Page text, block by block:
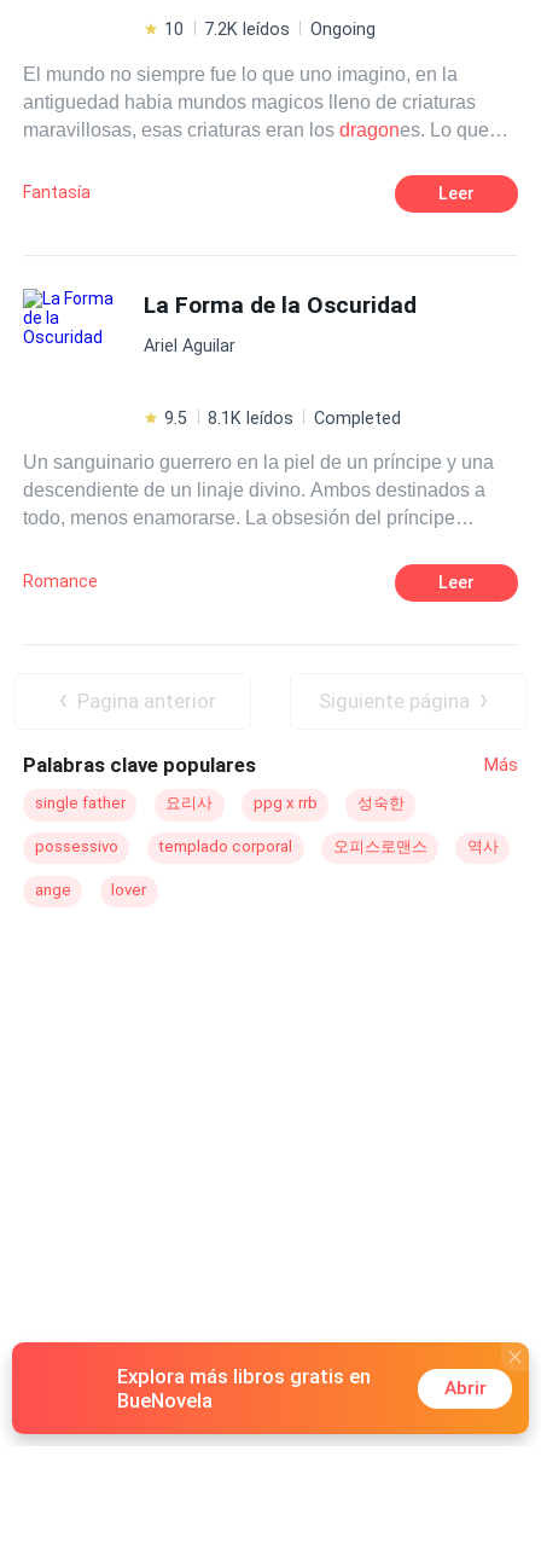
expulsados a la Tierra tras la primera rebelión y quedaron
odian en un ciclo interminable de pasión y venganza.
10 7.2K leídos Ongoing
El mundo no siempre fue lo que uno imagino, en la
antiguedad habia mundos magicos lleno de criaturas
maravillosas, esas criaturas eran losdragones. Lo que
donde el elegido despertaria a uno de los
dragon es mas
Fantasía Leer
La Forma de la Oscuridad
Ariel Aguilar
9.5 8.1K leídos Completed
Un sanguinario guerrero en la piel de un príncipe y una
descendiente de un linaje divino. Ambos destinados a
todo, menos enamorarse. La obsesión del príncipe
encerrar a una joven huérfana, la bondad e inocencia de
esta, provocara el profundo interés del príncipe
demostrándole a la joven huérfana que todo ser humano
a los deseos de la carne y los placeres terrenales. Pero
que sucederá cuando descubra que ella es la
Romance Leer
Pagina anterior Siguiente página
Palabras clave populares Más
single father 요리사 ppg x rrb 성숙한
possessivo templado corporal 오피스로맨스 역사
ange lover
Explora más libros gratis en
BueNovela
Abrir